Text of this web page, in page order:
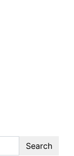
Search